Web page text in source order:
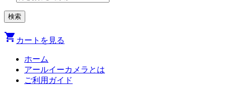
shopping_cart カートを見る
ホーム
アールイーカメラとは
ご利用ガイド